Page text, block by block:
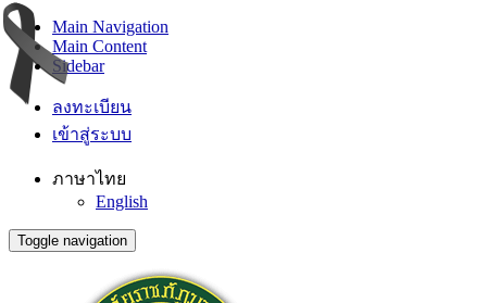
Main Navigation
Main Content
Sidebar
ลงทะเบียน
เข้าสู่ระบบ
ภาษาไทย
English
Toggle navigation